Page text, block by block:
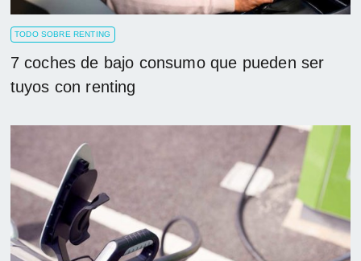
TODO SOBRE RENTING
7 coches de bajo consumo que pueden ser
tuyos con renting